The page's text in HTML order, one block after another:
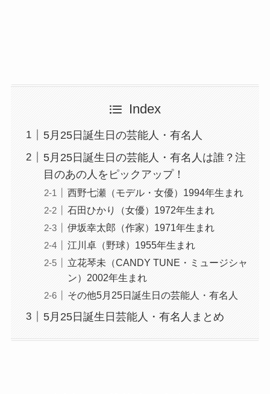
Index
5月25日誕生日の芸能人・有名人
5月25日誕生日の芸能人・有名人は誰？注
目のあの人をピックアップ！
西野七瀬（モデル・女優）1994年生まれ
石田ひかり（女優）1972年生まれ
伊坂幸太郎（作家）1971年生まれ
江川卓（野球）1955年生まれ
立花琴未（CANDY TUNE・ミュージシャ
ン）2002年生まれ
その他5月25日誕生日の芸能人・有名人
5月25日誕生日芸能人・有名人まとめ